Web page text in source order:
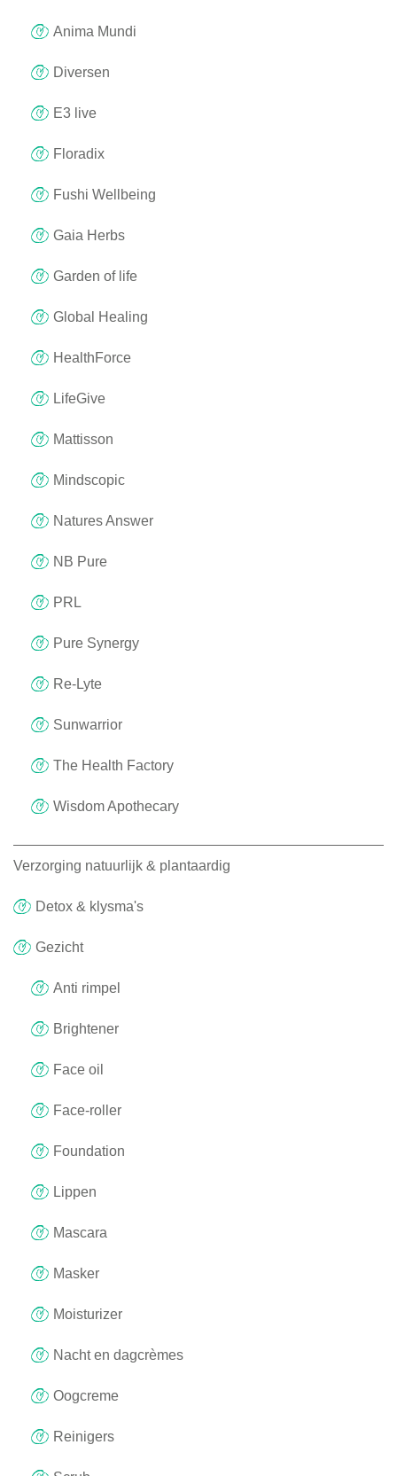
Anima Mundi
Diversen
E3 live
Floradix
Fushi Wellbeing
Gaia Herbs
Garden of life
Global Healing
HealthForce
LifeGive
Mattisson
Mindscopic
Natures Answer
NB Pure
PRL
Pure Synergy
Re-Lyte
Sunwarrior
The Health Factory
Wisdom Apothecary
Verzorging natuurlijk & plantaardig
Detox & klysma's
Gezicht
Anti rimpel
Brightener
Face oil
Face-roller
Foundation
Lippen
Mascara
Masker
Moisturizer
Nacht en dagcrèmes
Oogcreme
Reinigers